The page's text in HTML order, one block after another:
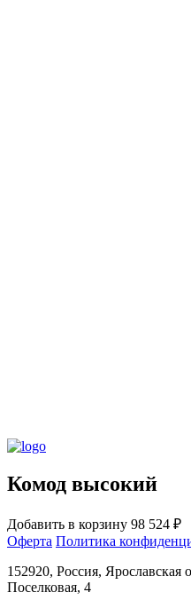
Комод высокий
Добавить в корзину 98 524 ₽
Оферта Политика
152920, Россия, Ярославская
Поселковая, 4